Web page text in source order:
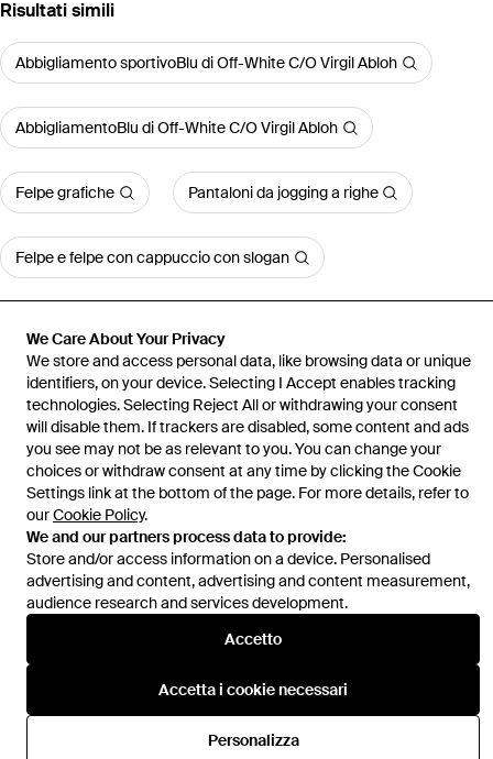
We Care About Your Privacy
We store and access personal data, like browsing data or unique
identifiers, on your device. Selecting I Accept enables tracking
technologies. Selecting Reject All or withdrawing your consent
will disable them. If trackers are disabled, some content and ads
you see may not be as relevant to you. You can change your
choices or withdraw consent at any time by clicking the Cookie
Settings link at the bottom of the page. For more details, refer to
ourCookie Policy.
We and our partners process data to provide:
Store and/or access information on a device. Personalised
advertising and content, advertising and content measurement,
audience research and services development.
Accetto
Accetta i cookie necessari
Personalizza
Risultati simili
Abbigliamento sportivoBlu di Off-White C/O Virgil Abloh
AbbigliamentoBlu di Off-White C/O Virgil Abloh
Felpe grafiche Pantaloni da jogging a righe
Felpe e felpe con cappuccio con slogan
Home Abbigliamento sportivo da uomo
Abbigliamento sportivo
Off-White c/o Virgil Abloh
Felpa Con Cappuccio Spray Arrow
Assistenza e info